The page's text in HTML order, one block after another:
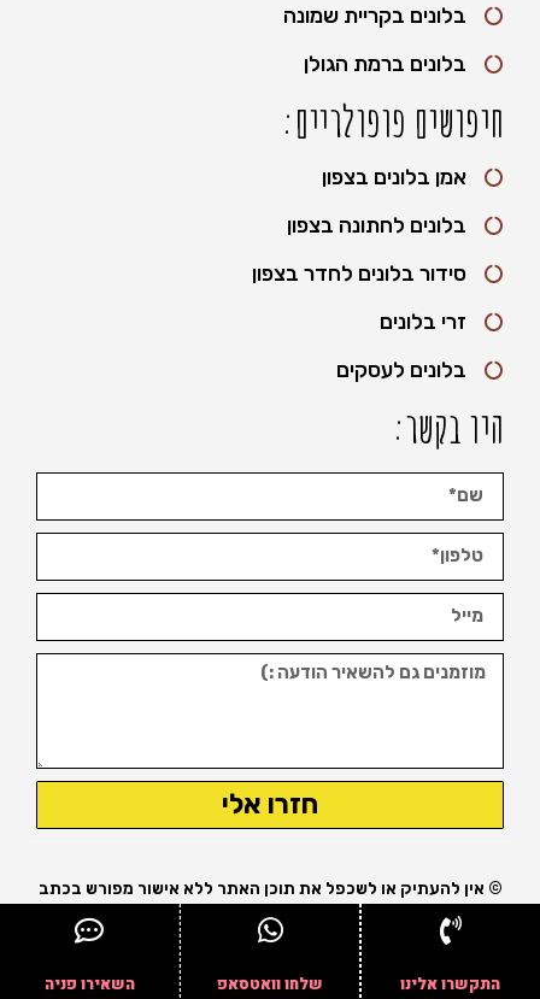
בלונים בקריית שמונה
בלונים ברמת הגולן
חיפושים פופולריים:
אמן בלונים בצפון
בלונים לחתונה בצפון
סידור בלונים לחדר בצפון
זרי בלונים
בלונים לעסקים
היו בקשר:
חזרו אלי
© אין להעתיק או לשכפל את תוכן האתר ללא אישור מפורש בכתב
מבעל האתר.
נבנה ומקודם ע"י עופר אטלס
התקשרו אלינו שלחו וואטסאפ השאירו פניה